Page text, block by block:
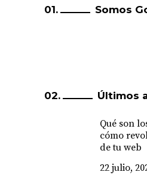
Somos
Últimos
Qué son
cómo
de tu web
22 julio,